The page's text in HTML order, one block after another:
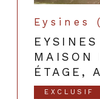
Eysines
MAISON
ÉTAGE,
EXCLUSIF